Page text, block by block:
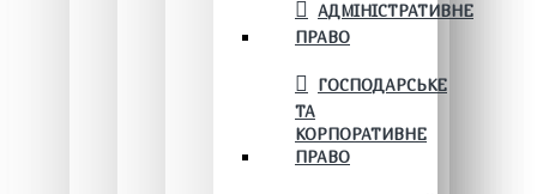
АДМІНІСТРАТИВНЕ
ПРАВО
ГОСПОДАРСЬКЕ
ТА
КОРПОРАТИВНЕ
ПРАВО